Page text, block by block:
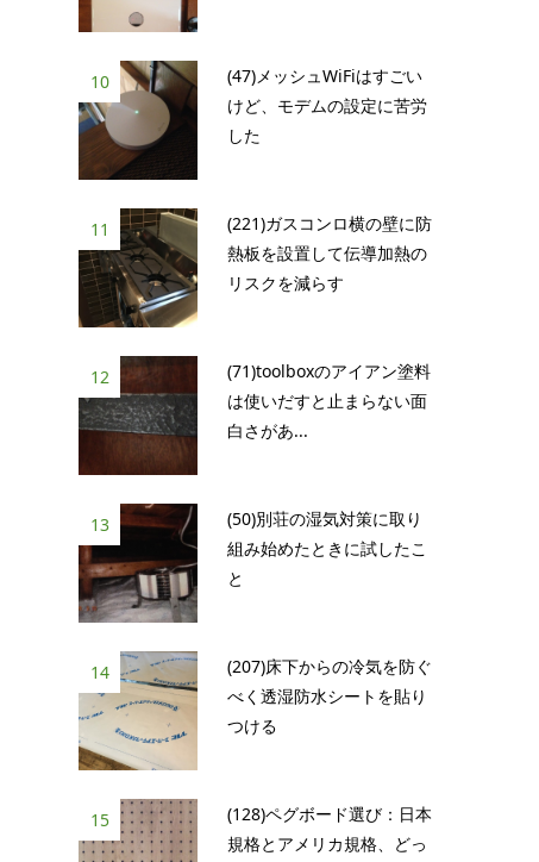
10
(47)メッシュWiFiはすごい
けど、モデムの設定に苦労
した
11
(221)ガスコンロ横の壁に防
熱板を設置して伝導加熱の
リスクを減らす
12
(71)toolboxのアイアン塗料
は使いだすと止まらない面
白さがあ...
13
(50)別荘の湿気対策に取り
組み始めたときに試したこ
と
14
(207)床下からの冷気を防ぐ
べく透湿防水シートを貼り
つける
15
(128)ペグボード選び：日本
規格とアメリカ規格、どっ